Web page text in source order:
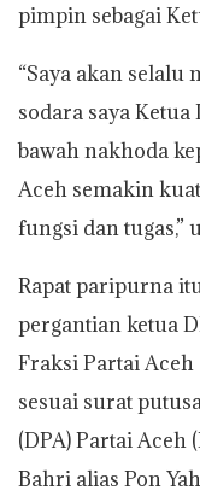
pimpin sebagai
“Saya akan
sodara saya Ketua
bawah nakhoda
Aceh semakin
fungsi dan tugas,”
Rapat paripurna
pergantian ketua
Fraksi Partai Aceh
sesuai surat
(DPA) Partai Aceh
Bahri alias Pon